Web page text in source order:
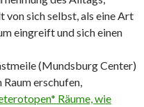
von sich selbst, als eine Art
eingreift und sich einen
(Mundsburg Center)
erschufen,
Räume, wie